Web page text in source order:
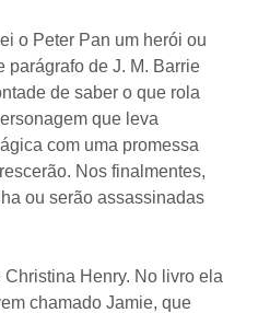
o Peter Pan um herói ou
parágrafo de J. M. Barrie
de saber o que rola
que leva
com uma promessa
Nos finalmentes,
ou serão assassinadas
Christina Henry. No livro ela
chamado Jamie, que